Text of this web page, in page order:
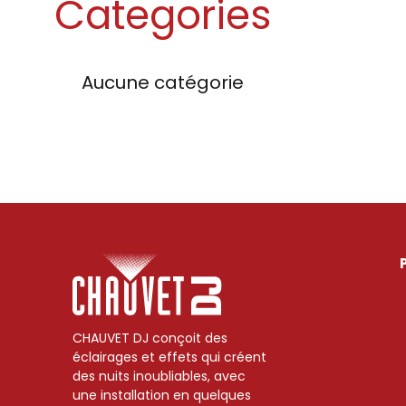
Categories
Aucune catégorie
CHAUVET DJ conçoit des
éclairages et effets qui créent
des nuits inoubliables, avec
une installation en quelques